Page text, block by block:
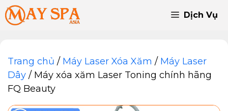
Chuyển
đến
Dịch Vụ
Trang chủ / Máy Laser Xóa Xăm / Máy Laser
Dây / Máy xóa xăm Laser Toning chính hãng
FQ Beauty